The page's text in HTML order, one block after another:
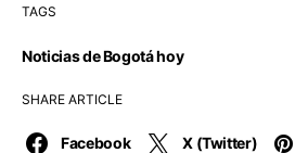
TAGS
Noticias de Bogotá hoy
SHARE ARTICLE
Facebook X (Twitter)